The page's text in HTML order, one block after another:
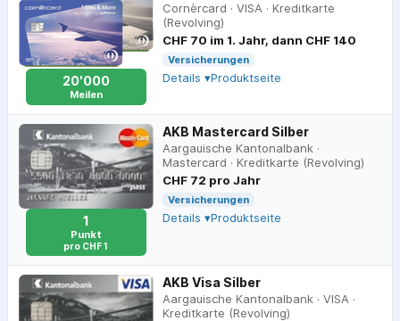
20'000
Meilen
Cornèrcard · VISA · Kreditkarte
(Revolving)
CHF 70 im 1. Jahr, dann CHF 140
Versicherungen
Details ▾Produktseite
1
Punkt
pro CHF 1
AKB Mastercard Silber
Aargauische Kantonalbank ·
Mastercard · Kreditkarte (Revolving)
CHF 72 pro Jahr
Versicherungen
Details ▾Produktseite
AKB Visa Silber
Aargauische Kantonalbank · VISA ·
Kreditkarte (Revolving)